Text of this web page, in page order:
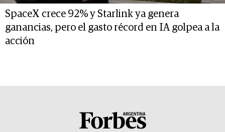
SpaceX crece 92% y Starlink ya genera
ganancias, pero el gasto récord en IA golpea a la
acción